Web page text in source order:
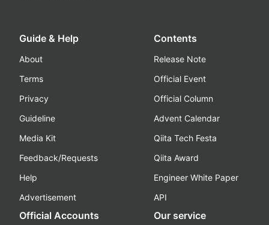
Guide & Help
About
Terms
Privacy
Guideline
Media Kit
Feedback/Requests
Help
Advertisement
Contents
Release Note
Official Event
Official Column
Advent Calendar
Qiita Tech Festa
Qiita Award
Engineer White Paper
API
Official Accounts Our service